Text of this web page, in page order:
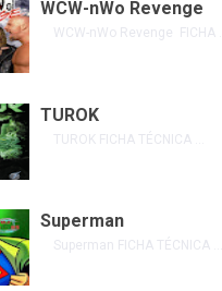
WCW-nWo Revenge
WCW-nWo Revenge FICHA ...
TUROK
TUROK FICHA TÉCNICA ...
Superman
Superman FICHA TÉCNICA ...